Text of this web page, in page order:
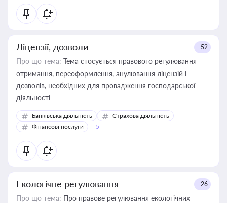
Ліцензії, дозволи +52
Про що тема: Тема стосується правового регулювання
отримання, переоформлення, анулювання ліцензій і
дозволів, необхідних для провадження господарської
діяльності
Банківська діяльність
Страхова діяльність
Фінансові послуги
+5
Екологічне регулювання +26
Про що тема: Про правове регулювання екологічних